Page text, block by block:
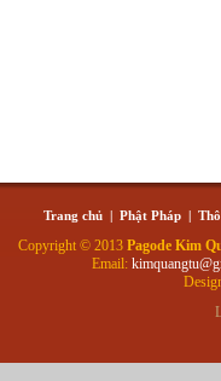
Trang chủ | Phật Pháp |
Copyright © 2013 Pagode Kim
Email: